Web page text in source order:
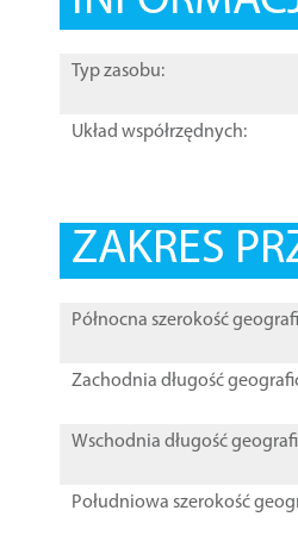
Typ zasobu:
Układ współrzędnych:
ZAKRES
Północna szerokość
Zachodnia długość
Wschodnia długość
Południowa szerokość